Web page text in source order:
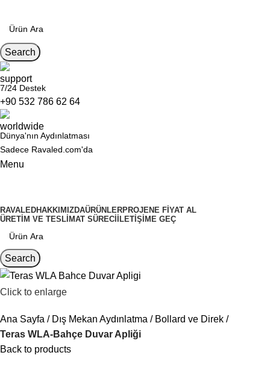
Search
7/24 Destek
+90 532 786 62 64
Dünya'nın Aydınlatması
Sadece Ravaled.com'da
Menu
RAVALEDHAKKIMIZDAÜRÜNLERPROJENE FIYAT AL
ÜRETIM VE TESLIMAT SÜRECI
İLETIŞIME GEÇ
Search
Click to enlarge
Ana Sayfa Dış Mekan Aydınlatma
Bollard ve Direk
Teras WLA-Bahçe Duvar Apliği
Back to products